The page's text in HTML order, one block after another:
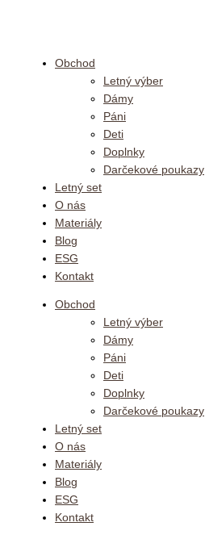
Obchod
Letný výber
Dámy
Páni
Deti
Doplnky
Darčekové poukazy
Letný set
O nás
Materiály
Blog
ESG
Kontakt
Obchod
Letný výber
Dámy
Páni
Deti
Doplnky
Darčekové poukazy
Letný set
O nás
Materiály
Blog
ESG
Kontakt